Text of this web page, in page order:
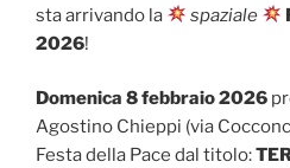
sta arrivando la
spaziale
2026!
Domenica 8 febbraio 2026
Agostino Chieppi (via
Festa della Pace dal titolo: